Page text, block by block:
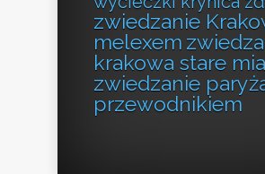
zwiedzanie
melexem
krakowa stare
zwiedzanie
przewodnikiem